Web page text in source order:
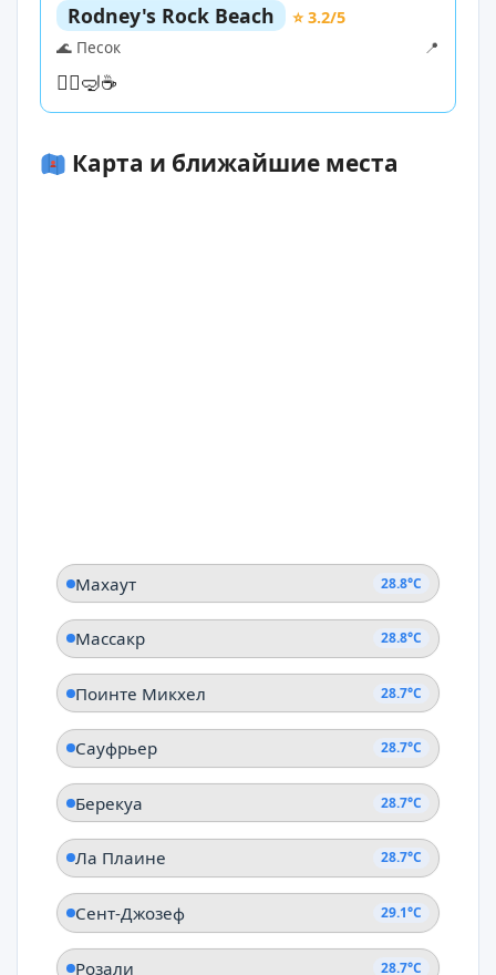
Rodney's Rock Beach
⭐ 3.2/5
🌊 Песок
📍
🏊‍♀️🤿☕
Карта и ближайшие места
Махаут 28.8°C
Массакр 28.8°C
Поинте Микхел 28.7°C
Сауфрьер 28.7°C
Берекуа 28.7°C
Ла Плаине 28.7°C
Сент-Джозеф 29.1°C
Розали 28.7°C